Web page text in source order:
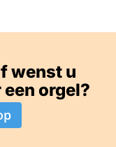
wenst u
orgel?